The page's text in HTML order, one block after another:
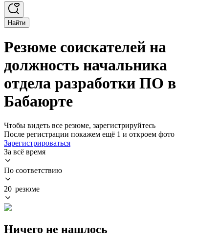
Найти
Резюме соискателей на
должность начальника
отдела разработки ПО в
Бабаюрте
Чтобы видеть все резюме, зарегистрируйтесь
После регистрации покажем ещё 1 и откроем фото
Зарегистрироваться
За всё время
По соответствию
20 резюме
Ничего не нашлось